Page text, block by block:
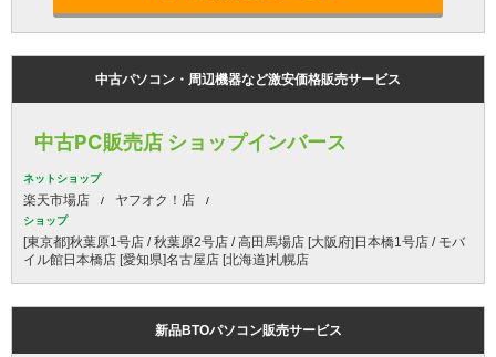
中古パソコン・周辺機器など激安価格販売サービス
中古PC販売店 ショップインバース
ネットショップ
楽天市場店 ヤフオク！店
ショップ
[東京都]秋葉原1号店 / 秋葉原2号店 / 高田馬場店 [大阪府]日本橋1号店 / モバ
イル館日本橋店 [愛知県]名古屋店 [北海道]札幌店
新品BTOパソコン販売サービス